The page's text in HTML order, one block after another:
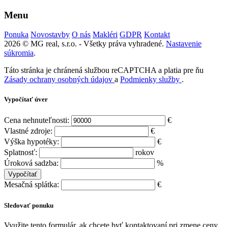
Menu
Ponuka Novostavby O nás Makléri GDPR Kontakt
2026 © MG real, s.r.o. - Všetky práva vyhradené. Nastavenie
súkromia.
Táto stránka je chránená službou reCAPTCHA a platia pre ňu
Zásady ochrany osobných údajov a Podmienky služby .
Vypočítať úver
Cena nehnuteľnosti:
€
Vlastné zdroje:
€
Výška hypotéky:
€
Splatnosť:
rokov
Úroková sadzba:
%
Mesačná splátka: €
Sledovať ponuku
Využite tento formulár, ak chcete byť kontaktovaní pri zmene ceny